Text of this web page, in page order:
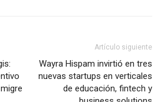
Artículo siguiente
Wayra Hispam invirtió en tres
nuevas startups en verticales
de educación, fintech y